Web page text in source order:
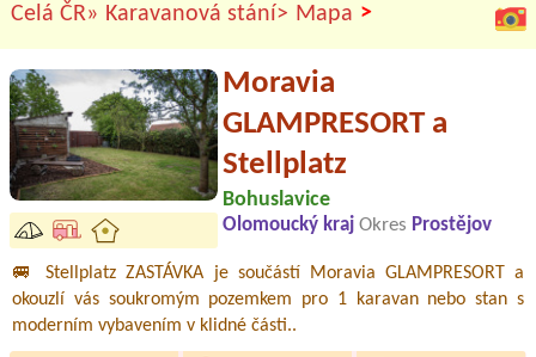
Celá ČR» Karavanová stání> Mapa >
Moravia
GLAMPRESORT a
Stellplatz
Bohuslavice
Olomoucký kraj Okres Prostějov
🚐 Stellplatz ZASTÁVKA je součástí Moravia GLAMPRESORT a
okouzlí vás soukromým pozemkem pro 1 karavan nebo stan s
moderním vybavením v klidné části..